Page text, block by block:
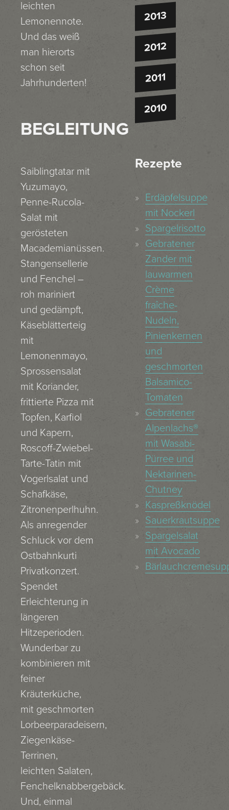
leichten
Lemonennote.
Und das weiß
man hierorts
schon seit
Jahrhunderten!
BEGLEITUNG
Saiblingtatar mit
Yuzumayo,
Penne-Rucola-
Salat mit
gerösteten
Macademianüssen.
Stangensellerie
und Fenchel –
roh mariniert
und gedämpft,
Käseblätterteig
mit
Lemonenmayo,
Sprossensalat
mit Koriander,
frittierte Pizza mit
Topfen, Karfiol
und Kapern,
Roscoff-Zwiebel-
Tarte-Tatin mit
Vogerlsalat und
Schafkäse,
Zitronenperlhuhn.
Als anregender
Schluck vor dem
Ostbahnkurti
Privatkonzert.
Spendet
Erleichterung in
längeren
Hitzeperioden.
Wunderbar zu
kombinieren mit
feiner
Kräuterküche,
mit geschmorten
Lorbeerparadeisern,
Ziegenkäse-
Terrinen,
leichten Salaten,
Fenchelknabbergebäck.
Und, einmal
2013
2012
2011
2010
Rezepte
Erdäpfelsuppe
mit Nockerl
Spargelrisotto
Gebratener
Zander mit
lauwarmen
Crème
fraîche-
Nudeln,
Pinienkernen
und
geschmorten
Balsamico-
Tomaten
Gebratener
Alpenlachs®
mit Wasabi-
Pürree und
Nektarinen-
Chutney
Kaspreßknödel
Sauerkrautsuppe
Spargelsalat
mit Avocado